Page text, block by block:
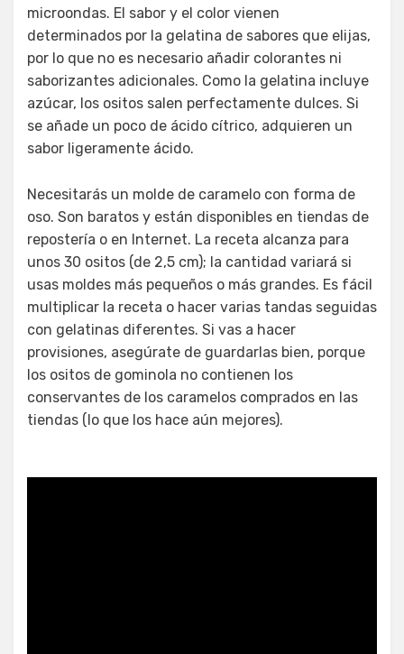
microondas. El sabor y el color vienen
determinados por la gelatina de sabores que elijas,
por lo que no es necesario añadir colorantes ni
saborizantes adicionales. Como la gelatina incluye
azúcar, los ositos salen perfectamente dulces. Si
se añade un poco de ácido cítrico, adquieren un
sabor ligeramente ácido.
Necesitarás un molde de caramelo con forma de
oso. Son baratos y están disponibles en tiendas de
repostería o en Internet. La receta alcanza para
unos 30 ositos (de 2,5 cm); la cantidad variará si
usas moldes más pequeños o más grandes. Es fácil
multiplicar la receta o hacer varias tandas seguidas
con gelatinas diferentes. Si vas a hacer
provisiones, asegúrate de guardarlas bien, porque
los ositos de gominola no contienen los
conservantes de los caramelos comprados en las
tiendas (lo que los hace aún mejores).